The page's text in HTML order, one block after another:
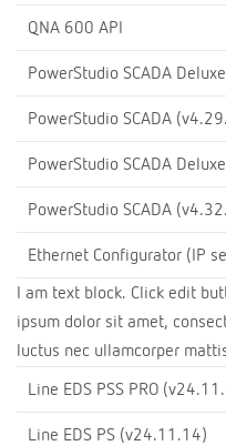
QNA 600 API
PowerStudio SCADA
PowerStudio SCADA
PowerStudio SCADA
PowerStudio SCADA
Ethernet Configurator (IP
I am text block. Click edit
ipsum dolor sit amet,
luctus nec ullamcorper
Line EDS PSS PRO
Line EDS PS (v24.11.14)